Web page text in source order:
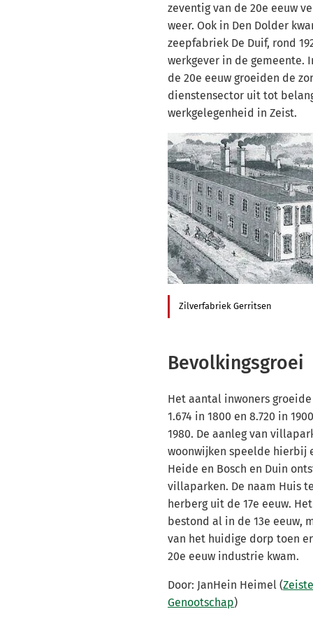
zeventig van de 20e eeuw
weer. Ook in Den Dolder
zeepfabriek De Duif, rond
werkgever in de gemeente.
de 20e eeuw groeiden de
dienstensector uit tot
werkgelegenheid in Zeist.
Zilverfabriek Gerritsen
Bevolkingsgroei
Het aantal inwoners groeide
1.674 in 1800 en 8.720 in
1980. De aanleg van
woonwijken speelde hierbij
Heide en Bosch en Duin
villaparken. De naam Huis
herberg uit de 17e eeuw.
bestond al in de 13e eeuw,
van het huidige dorp toen
20e eeuw industrie kwam.
Door: JanHein Heimel (
Genootschap)